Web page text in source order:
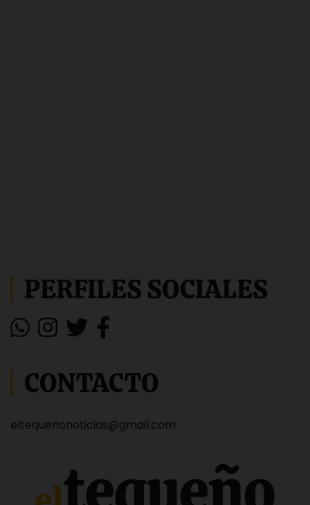
PERFILES SOCIALES
CONTACTO
eltequenonoticias@gmail.com